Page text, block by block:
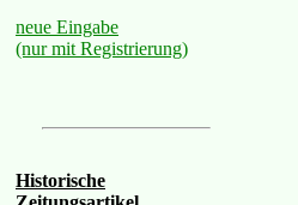
neue Eingabe
(nur mit Registrierung)
Historische